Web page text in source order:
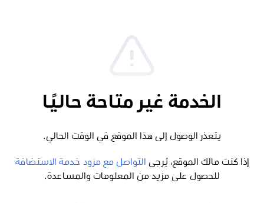
الخدمة غير متاحة حاليًا
يتعذر الوصول إلى هذا الموقع في الوقت الحالي.
إذا كنت مالك الموقع، يُرجى
التواصل مع مزود خدمة الاستضافة
للحصول على مزيد من المعلومات والمساعدة.